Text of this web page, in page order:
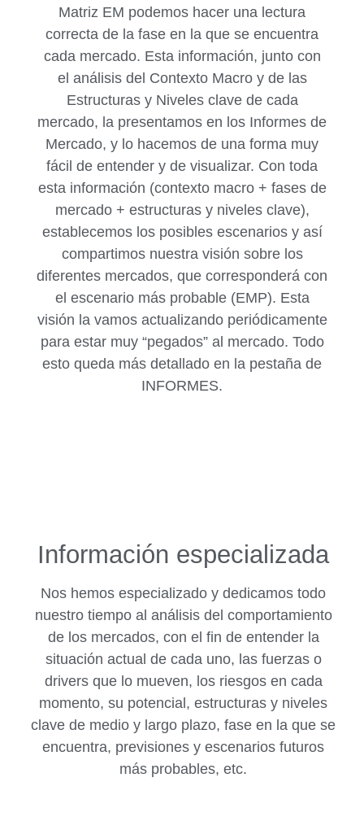
Matriz EM podemos hacer una lectura
correcta de la fase en la que se encuentra
cada mercado. Esta información, junto con
el análisis del Contexto Macro y de las
Estructuras y Niveles clave de cada
mercado, la presentamos en los Informes de
Mercado, y lo hacemos de una forma muy
fácil de entender y de visualizar. Con toda
esta información (contexto macro + fases de
mercado + estructuras y niveles clave),
establecemos los posibles escenarios y así
compartimos nuestra visión sobre los
diferentes mercados, que corresponderá con
el escenario más probable (EMP). Esta
visión la vamos actualizando periódicamente
para estar muy “pegados” al mercado. Todo
esto queda más detallado en la pestaña de
INFORMES.
Información especializada
Nos hemos especializado y dedicamos todo
nuestro tiempo al análisis del comportamiento
de los mercados, con el fin de entender la
situación actual de cada uno, las fuerzas o
drivers que lo mueven, los riesgos en cada
momento, su potencial, estructuras y niveles
clave de medio y largo plazo, fase en la que se
encuentra, previsiones y escenarios futuros
más probables, etc.